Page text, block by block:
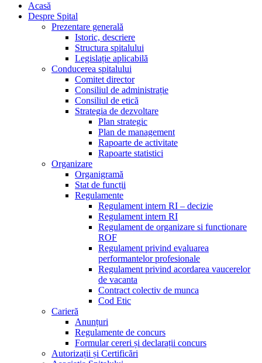
Acasă
Despre Spital
Prezentare generală
Istoric, descriere
Structura spitalului
Legislație aplicabilă
Conducerea spitalului
Comitet director
Consiliul de administrație
Consiliul de etică
Strategia de dezvoltare
Plan strategic
Plan de management
Rapoarte de activitate
Rapoarte statistici
Organizare
Organigramă
Stat de funcții
Regulamente
Regulament intern RI – decizie
Regulament intern RI
Regulament de organizare si functionare
ROF
Regulament privind evaluarea
performantelor profesionale
Regulament privind acordarea vaucerelor
de vacanta
Contract colectiv de munca
Cod Etic
Carieră
Anunțuri
Regulamente de concurs
Formular cereri și declarații concurs
Autorizații și Certificări